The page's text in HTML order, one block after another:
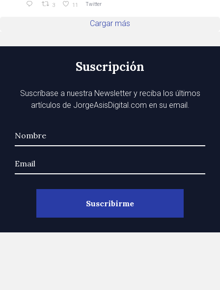
3 11 Twitter
Cargar más
Suscripción
Suscríbase a nuestra Newsletter y reciba los últimos
artículos de JorgeAsisDigital.com en su email.